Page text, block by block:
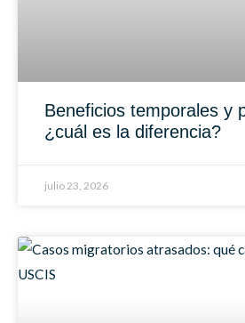
Beneficios temporales y
¿cuál es la diferencia?
julio 23, 2026